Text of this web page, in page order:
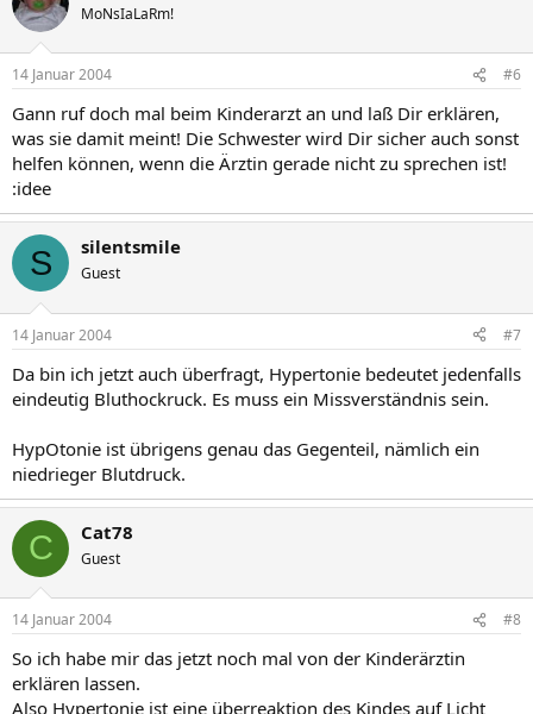
MoNsIaLaRm!
14 Januar 2004 #6
Gann ruf doch mal beim Kinderarzt an und laß Dir erklären,
was sie damit meint! Die Schwester wird Dir sicher auch sonst
helfen können, wenn die Ärztin gerade nicht zu sprechen ist!
:idee
S silentsmile
Guest
14 Januar 2004 #7
Da bin ich jetzt auch überfragt, Hypertonie bedeutet jedenfalls
eindeutig Bluthockruck. Es muss ein Missverständnis sein.
HypOtonie ist übrigens genau das Gegenteil, nämlich ein
niedrieger Blutdruck.
C Cat78
Guest
14 Januar 2004 #8
So ich habe mir das jetzt noch mal von der Kinderärztin
erklären lassen.
Also Hypertonie ist eine überreaktion des Kindes auf Licht